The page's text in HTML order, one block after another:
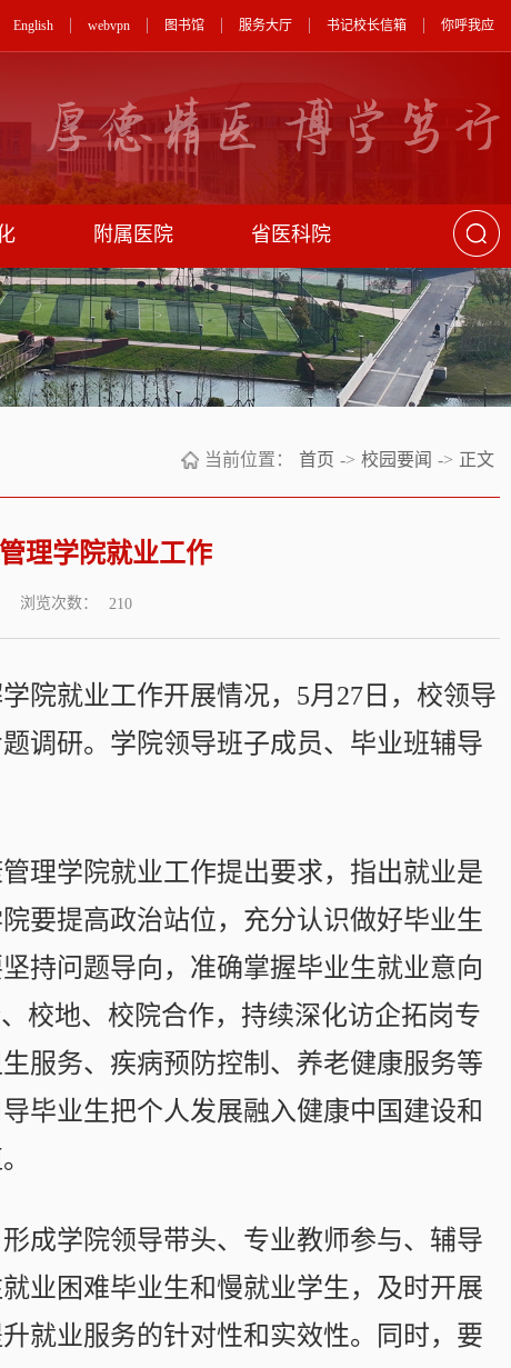
English webvpn 图书馆 服务大厅 书记校长信箱 你呼我应
附属医院 省医科院
当前位置： 首页 -> 校园要闻 -> 正文
理学院就业工作
浏览次数： 210
院就业工作开展情况，5月27日，校领导
调研。学院领导班子成员、毕业班辅导
理学院就业工作提出要求，指出就业是
要提高政治站位，充分认识做好毕业生
持问题导向，准确掌握毕业生就业意向
校地、校院合作，持续深化访企拓岗专
服务、疾病预防控制、养老健康服务等
毕业生把个人发展融入健康中国建设和
成学院领导带头、专业教师参与、辅导
业困难毕业生和慢就业学生，及时开展
就业服务的针对性和实效性。同时，要